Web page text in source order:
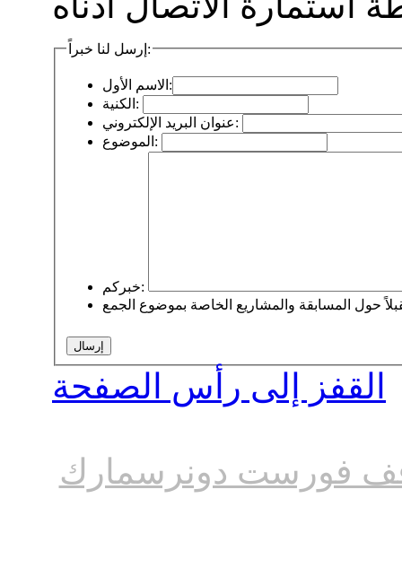
إرسل لنا خبراً:
الاسم الأول:
الكنية:
عنوان البريد الإلكتروني:
الموضوع:
خبركم:
القفز إلى رأس الصفحة
فورست دونرسمارك